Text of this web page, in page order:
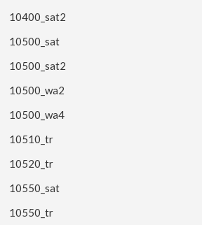
10400_sat2
10500_sat
10500_sat2
10500_wa2
10500_wa4
10510_tr
10520_tr
10550_sat
10550_tr